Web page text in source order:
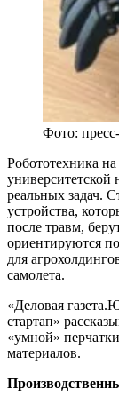
Фото:
Робототехника
реальных задач.
устройства,
после травм,
ориентируются
для
самолета.
«Деловая
стартап»
«умной»
материалов.